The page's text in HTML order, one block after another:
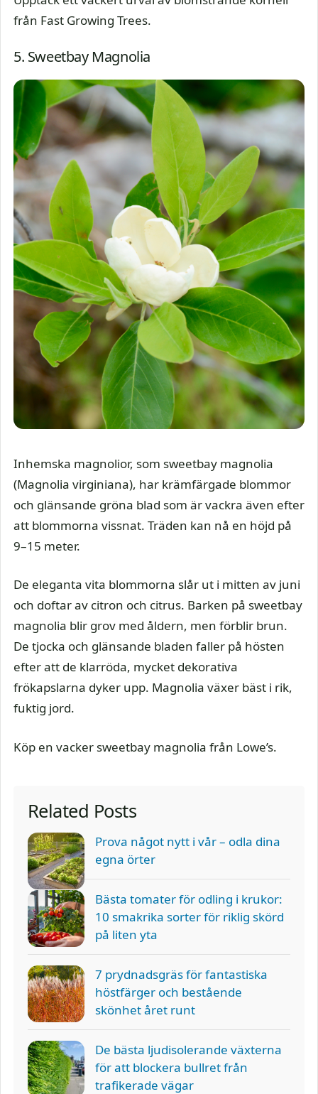
från Fast Growing Trees.
5. Sweetbay Magnolia
Inhemska magnolior, som sweetbay magnolia
(Magnolia virginiana), har krämfärgade blommor
och glänsande gröna blad som är vackra även efter
att blommorna vissnat. Träden kan nå en höjd på
9–15 meter.
De eleganta vita blommorna slår ut i mitten av juni
och doftar av citron och citrus. Barken på sweetbay
magnolia blir grov med åldern, men förblir brun.
De tjocka och glänsande bladen faller på hösten
efter att de klarröda, mycket dekorativa
frökapslarna dyker upp. Magnolia växer bäst i rik,
fuktig jord.
Köp en vacker sweetbay magnolia från Lowe’s.
Related Posts
Prova något nytt i vår – odla dina
egna örter
Bästa tomater för odling i krukor:
10 smakrika sorter för riklig skörd
på liten yta
7 prydnadsgräs för fantastiska
höstfärger och bestående
skönhet året runt
De bästa ljudisolerande växterna
för att blockera bullret från
trafikerade vägar